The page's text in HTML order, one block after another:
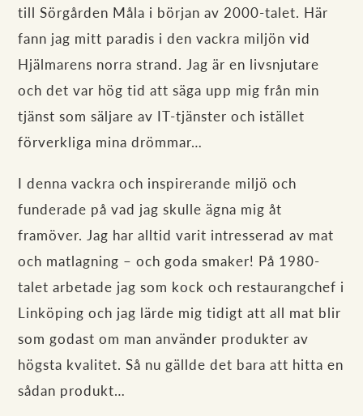
till Sörgården Måla i början av 2000-talet. Här
fann jag mitt paradis i den vackra miljön vid
Hjälmarens norra strand. Jag är en livsnjutare
och det var hög tid att säga upp mig från min
tjänst som säljare av IT-tjänster och istället
förverkliga mina drömmar…
I denna vackra och inspirerande miljö och
funderade på vad jag skulle ägna mig åt
framöver. Jag har alltid varit intresserad av mat
och matlagning – och goda smaker! På 1980-
talet arbetade jag som kock och restaurangchef i
Linköping och jag lärde mig tidigt att all mat blir
som godast om man använder produkter av
högsta kvalitet. Så nu gällde det bara att hitta en
sådan produkt…